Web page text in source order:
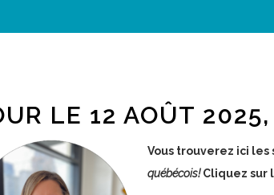
LE 12 AOÛT
Vous trouverez ici les
québécois!Cliquez sur